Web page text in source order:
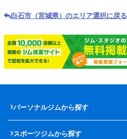
白石市（宮城県）のエリア選択に戻る
パーソナルジムから探す
スポーツジムから探す